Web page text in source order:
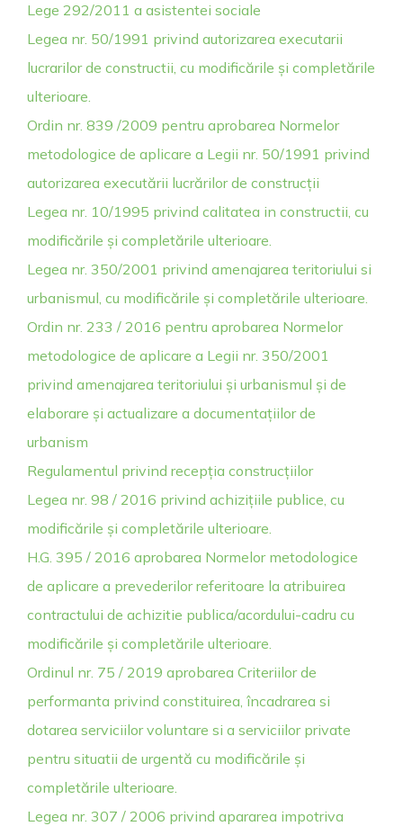
Lege 292/2011 a asistentei sociale
Legea nr. 50/1991 privind autorizarea executarii
lucrarilor de constructii, cu modificările și completările
ulterioare.
Ordin nr. 839 /2009 pentru aprobarea Normelor
metodologice de aplicare a Legii nr. 50/1991 privind
autorizarea executării lucrărilor de construcții
Legea nr. 10/1995 privind calitatea in constructii, cu
modificările și completările ulterioare.
Legea nr. 350/2001 privind amenajarea teritoriului si
urbanismul, cu modificările și completările ulterioare.
Ordin nr. 233 / 2016 pentru aprobarea Normelor
metodologice de aplicare a Legii nr. 350/2001
privind amenajarea teritoriului și urbanismul și de
elaborare și actualizare a documentațiilor de
urbanism
Regulamentul privind recepția construcțiilor
Legea nr. 98 / 2016 privind achizițiile publice, cu
modificările și completările ulterioare.
H.G. 395 / 2016 aprobarea Normelor metodologice
de aplicare a prevederilor referitoare la atribuirea
contractului de achizitie publica/acordului-cadru cu
modificările și completările ulterioare.
Ordinul nr. 75 / 2019 aprobarea Criteriilor de
performanta privind constituirea, încadrarea si
dotarea serviciilor voluntare si a serviciilor private
pentru situatii de urgentă cu modificările și
completările ulterioare.
Legea nr. 307 / 2006 privind apararea impotriva